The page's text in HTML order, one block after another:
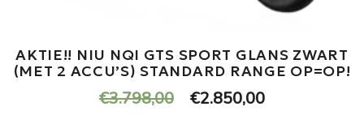
AKTIE!! NIU NQI GTS SPORT GLANS ZWART
(MET 2 ACCU’S) STANDARD RANGE OP=OP!
€3.798,00
Oorspronkelijke
€2.850,00Huidige